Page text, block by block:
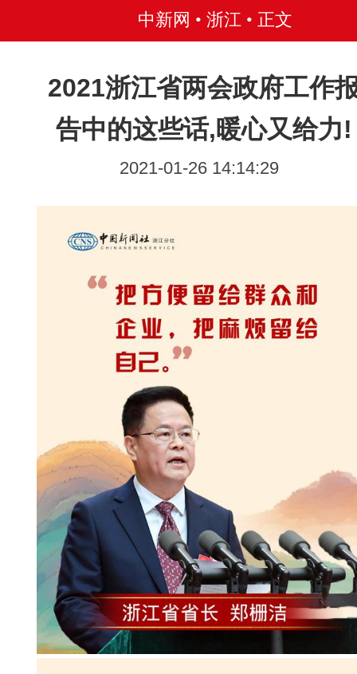
中新网 • 浙江 • 正文
2021浙江省两会政府工作
告中的这些话,暖心又给力!
2021-01-26 14:14:29